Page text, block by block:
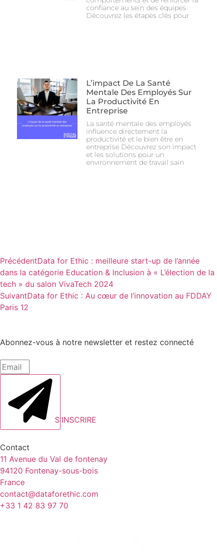
confiance au sein des équipes
Découvrez les étapes clés pour
L’impact De La Santé
Mentale Des Employés Sur
La Productivité En
Entreprise
La santé mentale des employés
influence directement la
productivité et le bien être en
entreprise Découvrez son impact
et les solutions pour un
environnement de travail sain
PrécédentData for Ethic : meilleure start-up de l’année
dans la catégorie Education & Inclusion à « L’élection de la
tech » du salon VivaTech 2024
SuivantData for Ethic : Au cœur de l’innovation au FDDAY
Paris 12
Abonnez-vous à notre newsletter et restez connecté
S'INSCRIRE
Contact
11 Avenue du Val de fontenay
94120 Fontenay-sous-bois
France
contact@dataforethic.com
+33 1 42 83 97 70